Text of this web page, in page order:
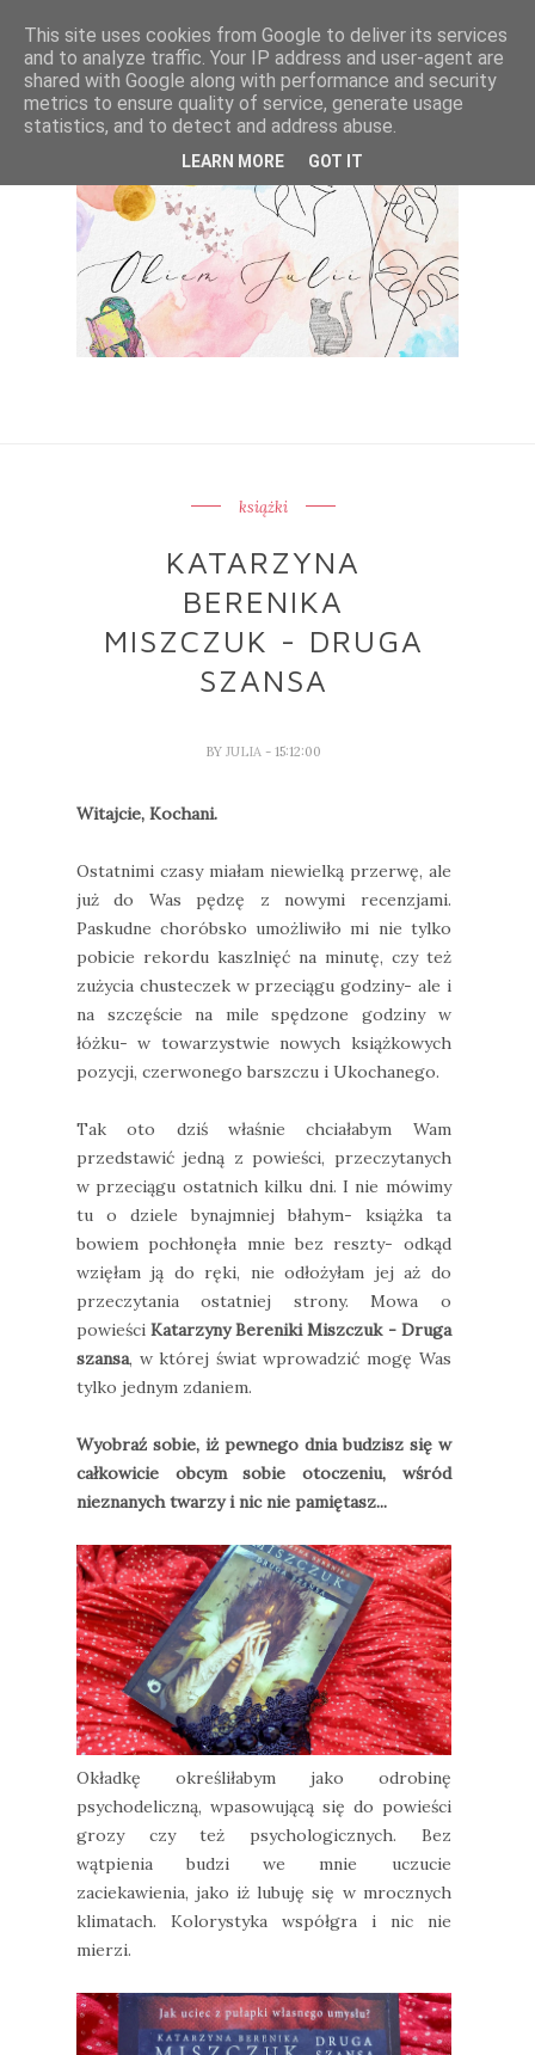
książki
KATARZYNA
BERENIKA
MISZCZUK - DRUGA
SZANSA
BYJULIA - 15:12:00
Witajcie, Kochani.
Ostatnimi czasy miałam niewielką przerwę, ale
już do Was pędzę z nowymi recenzjami.
Paskudne choróbsko umożliwiło mi nie tylko
pobicie rekordu kaszlnięć na minutę, czy też
zużycia chusteczek w przeciągu godziny- ale i
na szczęście na mile spędzone godziny w
łóżku- w towarzystwie nowych książkowych
pozycji, czerwonego barszczu i Ukochanego.
Tak oto dziś właśnie chciałabym Wam
przedstawić jedną z powieści, przeczytanych
w przeciągu ostatnich kilku dni. I nie mówimy
tu o dziele bynajmniej błahym- książka ta
bowiem pochłonęła mnie bez reszty- odkąd
wzięłam ją do ręki, nie odłożyłam jej aż do
przeczytania ostatniej strony. Mowa o
powieściKatarzyny Bereniki Miszczuk - Druga
szansa, w której świat wprowadzić mogę Was
tylko jednym zdaniem.
Wyobraź sobie, iż pewnego dnia budzisz się w
całkowicie obcym sobie otoczeniu, wśród
nieznanych twarzy i nic nie pamiętasz...
Okładkę określiłabym jako odrobinę
psychodeliczną, wpasowującą się do powieści
grozy czy też psychologicznych. Bez
wątpienia budzi we mnie uczucie
zaciekawienia, jako iż lubuję się w mrocznych
klimatach. Kolorystyka współgra i nic nie
mierzi.
This site uses cookies from Google to deliver its services
and to analyze traffic. Your IP address and user-agent are
shared with Google along with performance and security
metrics to ensure quality of service, generate usage
statistics, and to detect and address abuse.
LEARN MORE GOT IT